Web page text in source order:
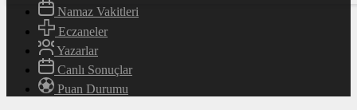
Namaz Vakitleri
Eczaneler
Yazarlar
Canlı Sonuçlar
Puan Durumu